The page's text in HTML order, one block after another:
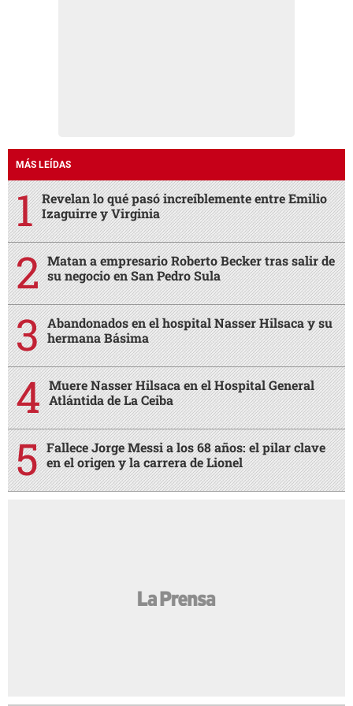
MÁS LEÍDAS
Revelan lo qué pasó increíblemente entre Emilio
Izaguirre y Virginia
Matan a empresario Roberto Becker tras salir de
su negocio en San Pedro Sula
Abandonados en el hospital Nasser Hilsaca y su
hermana Básima
Muere Nasser Hilsaca en el Hospital General
Atlántida de La Ceiba
Fallece Jorge Messi a los 68 años: el pilar clave
en el origen y la carrera de Lionel